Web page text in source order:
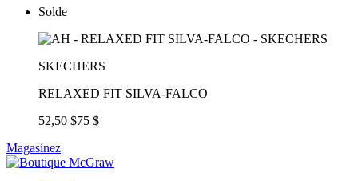
Solde
SKECHERS
RELAXED FIT SILVA-FALCO
52,50 $75 $
Magasinez